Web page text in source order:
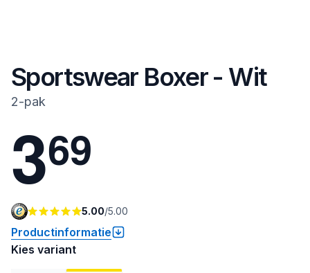
Sportswear Boxer - Wit
2-pak
369
5.00/5.00
Productinformatie
Kies variant